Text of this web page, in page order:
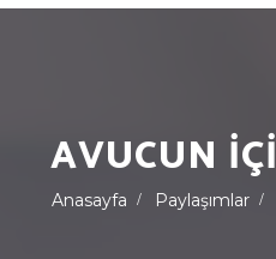
AVUCUN
Anasayfa Paylaşımlar